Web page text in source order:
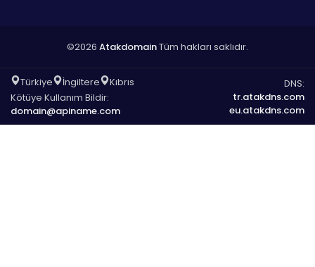
©2026 AtakdomainTüm hakları saklıdır.
Türkiye İngiltere
Kıbrıs
Kötüye Kullanım Bildir:
domain@apiname.com
DNS:
tr.atakdns.com
eu.atakdns.com